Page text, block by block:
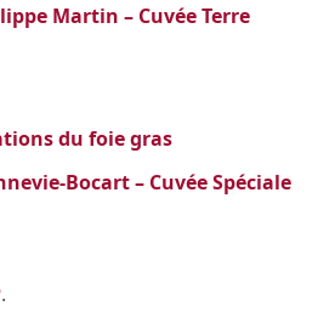
Martin – Cuvée Terre
du foie gras
Bocart – Cuvée Spéciale
.